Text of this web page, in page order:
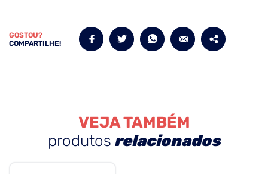
GOSTOU?
COMPARTILHE!
VEJA TAMBÉM
produtos relacionados